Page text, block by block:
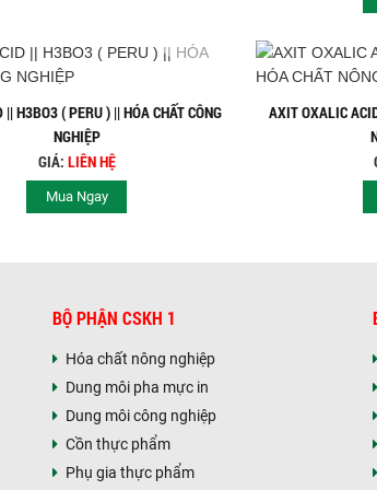
|| H3BO3 ( PERU ) || HÓA CHẤT CÔNG
NGHIỆP
GIÁ: LIÊN HỆ
Mua Ngay
AXIT OXALIC
BỘ PHẬN CSKH 1
Hóa chất nông nghiệp
Dung môi pha mực in
Dung môi công nghiệp
Cồn thực phẩm
Phụ gia thực phẩm